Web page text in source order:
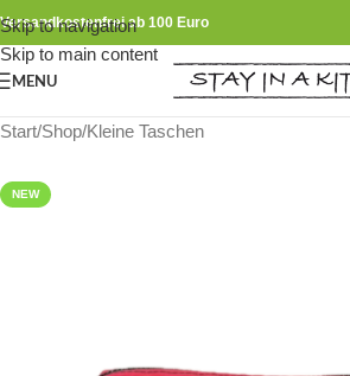
Skip to navigation
Skip to main content
Versandkostenfrei ab 100 Euro
MENU
Start/Shop/Kleine Taschen
NEW